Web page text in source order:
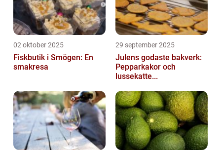
02 oktober 2025
Fiskbutik i Smögen: En
smakresa
29 september 2025
Julens godaste bakverk:
Pepparkakor och
lussekatte...